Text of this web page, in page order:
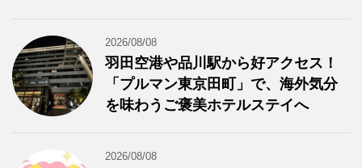
2026/08/08
羽田空港や品川駅から好アクセス！
「プルマン東京田町」で、海外気分
を味わうご褒美ホテルステイへ
2026/08/08